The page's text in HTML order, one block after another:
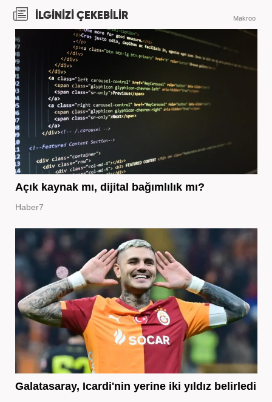
İLGİNİZİ ÇEKEBİLİR Makroo
Açık kaynak mı, dijital bağımlılık mı?
Haber7
Galatasaray, Icardi'nin yerine iki yıldız belirledi